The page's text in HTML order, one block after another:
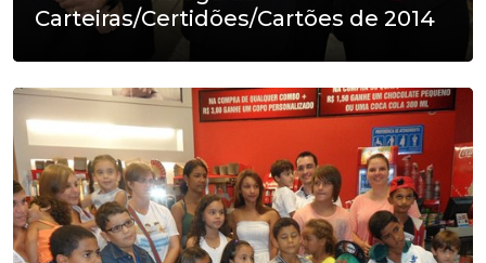
Carteiras/Certidões/Cartões de 2014